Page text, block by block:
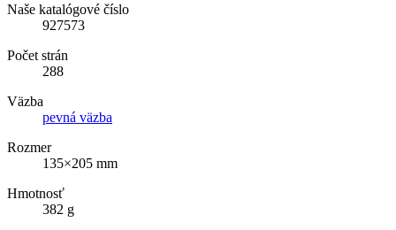
Naše katalógové číslo
927573
Počet strán
288
Väzba
pevná väzba
Rozmer
135×205 mm
Hmotnosť
382 g